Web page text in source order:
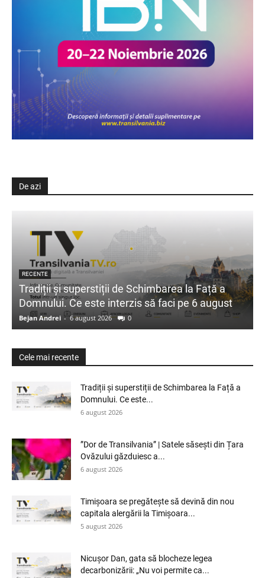
De azi
RECENTE
Tradiții și superstiții de Schimbarea la Față a
Domnului. Ce este interzis să faci pe 6 august
Bejan Andrei - 6 august 2026 0
Cele mai recente
Tradiții și superstiții de Schimbarea la Față a
Domnului. Ce este...
6 august 2026
”Dor de Transilvania” | Satele săsești din Țara
Ovăzului găzduiesc a...
6 august 2026
Timișoara se pregătește să devină din nou
capitala alergării la Timișoara...
5 august 2026
Nicușor Dan, gata să blocheze legea
decarbonizării: „Nu voi permite ca...